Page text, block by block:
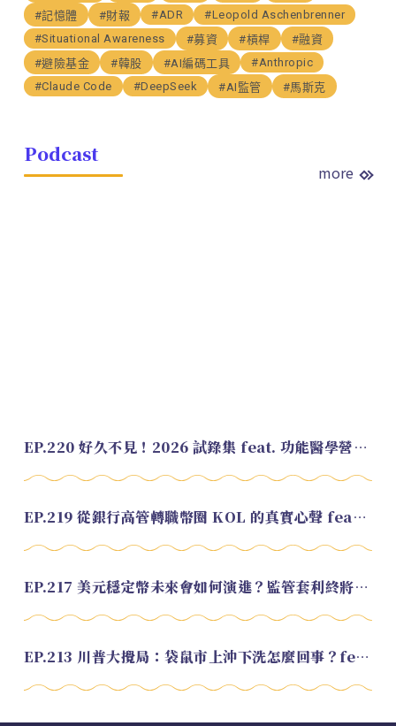
#記憶體
#財報 #ADR
#Leopold Aschenbrenner
#Situational Awareness
#募資 #槓桿
#融資
#避險基金
#韓股 #AI編碼工具
#Anthropic
#Claude Code
#DeepSeek #AI監管 #馬斯克
Podcast
more
EP.220 好久不見！2026 試錄集 feat. 功能醫學營養師 美寶
EP.219 從銀行高管轉職幣圈 KOL 的真實心聲 feat.龜大
EP.217 美元穩定幣未來會如何演進？監管套利終將收斂？feat. 研究員 余哲安
EP.213 川普大攪局：袋鼠市上沖下洗怎麼回事？feat. Alvin